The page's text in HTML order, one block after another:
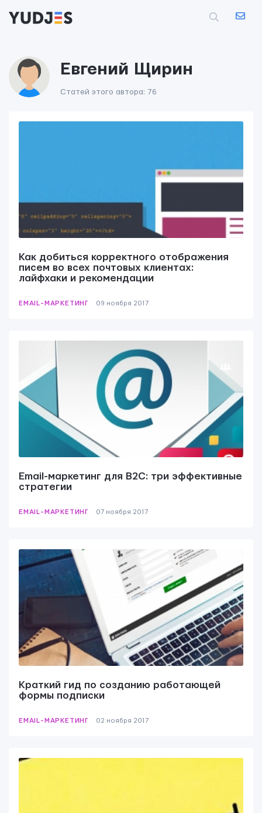
Евгений Щирин
Статей этого автора: 76
Как добиться корректного отображения
писем во всех почтовых клиентах:
лайфхаки и рекомендации
EMAIL-МАРКЕТИНГ 09 ноября 2017
Email-маркетинг для B2C: три эффективные
стратегии
EMAIL-МАРКЕТИНГ 07 ноября 2017
Краткий гид по созданию работающей
формы подписки
EMAIL-МАРКЕТИНГ 02 ноября 2017